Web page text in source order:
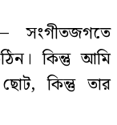
সংগীতজগতে
কিন্তু আমি
কিন্তু তার